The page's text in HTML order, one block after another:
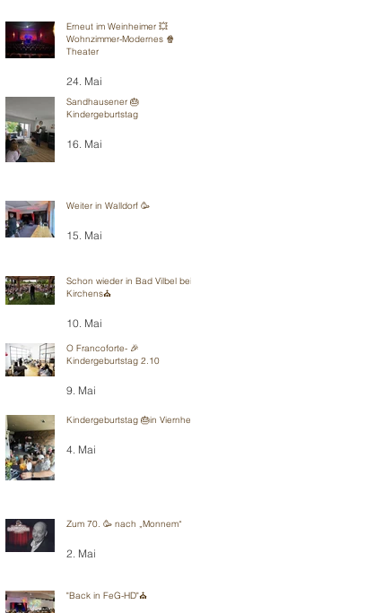
Erneut im Weinheimer 💥
Wohnzimmer-Modernes 🍿
Theater
24. Mai
Sandhausener 🎂
Kindergeburtstag
16. Mai
Weiter in Walldorf 🥳
15. Mai
Schon wieder in Bad Vilbel bei
Kirchens⛪️
10. Mai
O Francoforte- 🎉
Kindergeburtstag 2.10
9. Mai
Kindergeburtstag 🎂in Viernheim
4. Mai
Zum 70. 🥳 nach „Monnem“
2. Mai
"Back in FeG-HD"⛪️